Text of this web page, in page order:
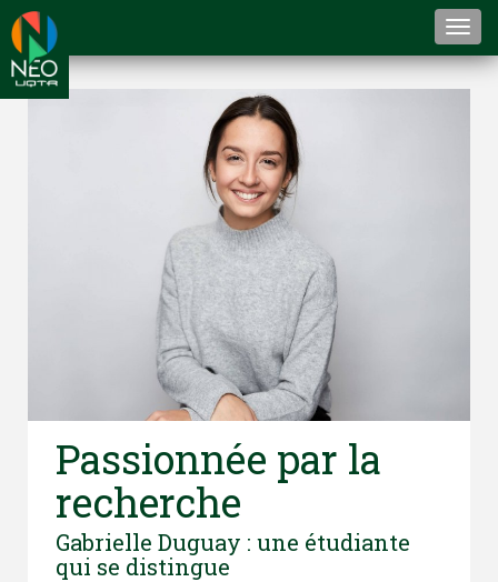
Passionnée par la
recherche
Gabrielle Duguay : une étudiante
qui se distingue